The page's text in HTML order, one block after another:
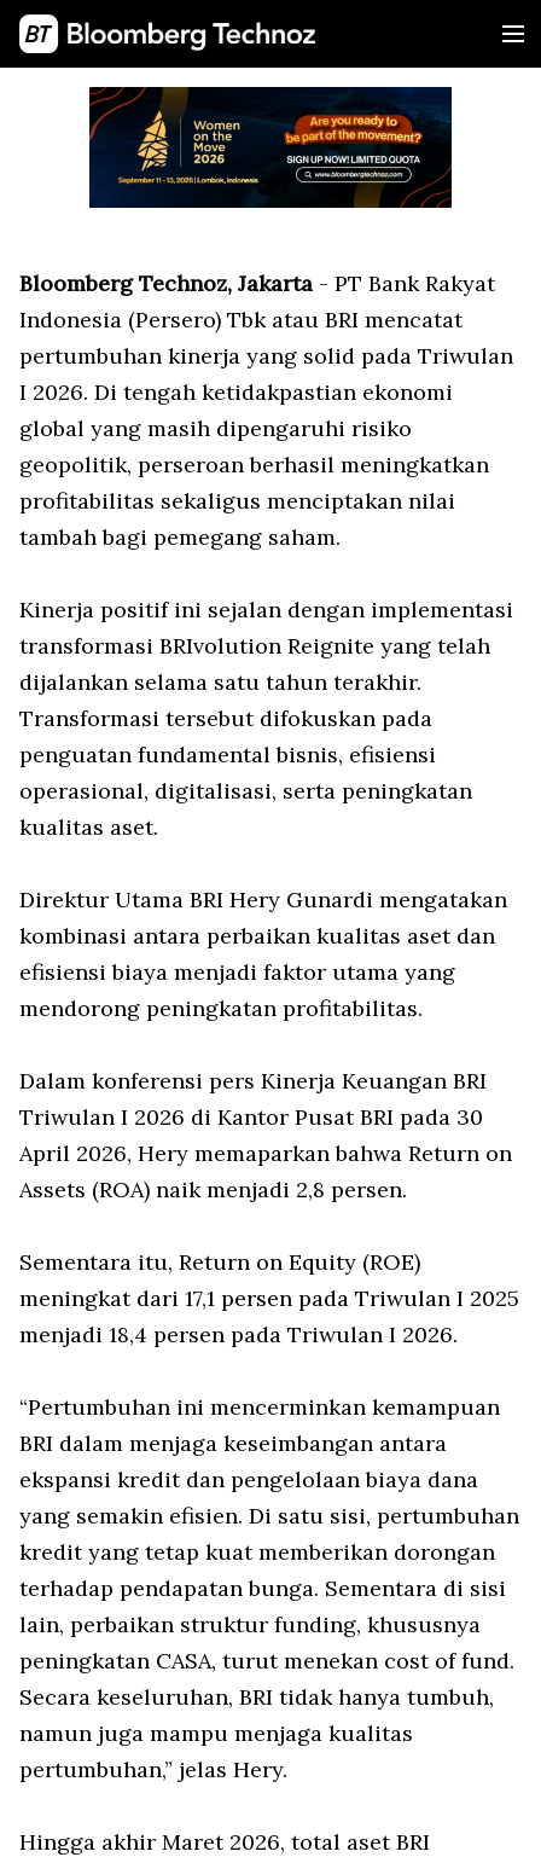
Bloomberg Technoz, Jakarta - PT Bank Rakyat
Indonesia (Persero) Tbk atau BRI mencatat
pertumbuhan kinerja yang solid pada Triwulan
I 2026. Di tengah ketidakpastian ekonomi
global yang masih dipengaruhi risiko
geopolitik, perseroan berhasil meningkatkan
profitabilitas sekaligus menciptakan nilai
tambah bagi pemegang saham.
Kinerja positif ini sejalan dengan implementasi
transformasi BRIvolution Reignite yang telah
dijalankan selama satu tahun terakhir.
Transformasi tersebut difokuskan pada
penguatan fundamental bisnis, efisiensi
operasional, digitalisasi, serta peningkatan
kualitas aset.
Direktur Utama BRI Hery Gunardi mengatakan
kombinasi antara perbaikan kualitas aset dan
efisiensi biaya menjadi faktor utama yang
mendorong peningkatan profitabilitas.
Dalam konferensi pers Kinerja Keuangan BRI
Triwulan I 2026 di Kantor Pusat BRI pada 30
April 2026, Hery memaparkan bahwa Return on
Assets (ROA) naik menjadi 2,8 persen.
Sementara itu, Return on Equity (ROE)
meningkat dari 17,1 persen pada Triwulan I 2025
menjadi 18,4 persen pada Triwulan I 2026.
“Pertumbuhan ini mencerminkan kemampuan
BRI dalam menjaga keseimbangan antara
ekspansi kredit dan pengelolaan biaya dana
yang semakin efisien. Di satu sisi, pertumbuhan
kredit yang tetap kuat memberikan dorongan
terhadap pendapatan bunga. Sementara di sisi
lain, perbaikan struktur funding, khususnya
peningkatan CASA, turut menekan cost of fund.
Secara keseluruhan, BRI tidak hanya tumbuh,
namun juga mampu menjaga kualitas
pertumbuhan,” jelas Hery.
Hingga akhir Maret 2026, total aset BRI